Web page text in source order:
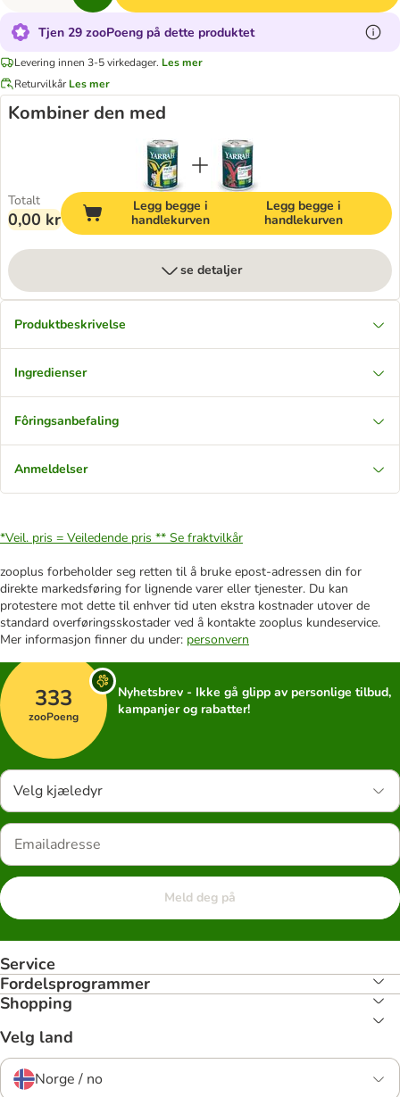
Tjen 29 zooPoeng på dette produktet
Levering innen 3-5 virkedager. Les mer
Returvilkår Les mer
Kombiner den med
Totalt
0,00 kr
Legg begge i
handlekurven
Legg begge i
handlekurven
se detaljer
Produktbeskrivelse
Ingredienser
Fôringsanbefaling
Anmeldelser
*Veil. pris = Veiledende pris ** Se fraktvilkår
zooplus forbeholder seg retten til å bruke epost-adressen din for
direkte markedsføring for lignende varer eller tjenester. Du kan
protestere mot dette til enhver tid uten ekstra kostnader utover de
standard overføringsskostader ved å kontakte zooplus kundeservice.
Mer informasjon finner du under: personvern
333
zooPoeng
Nyhetsbrev - Ikke gå glipp av personlige tilbud,
kampanjer og rabatter!
Velg kjæledyr
Meld deg på
Service
Fordelsprogrammer
Shopping
Velg land
Norge / no